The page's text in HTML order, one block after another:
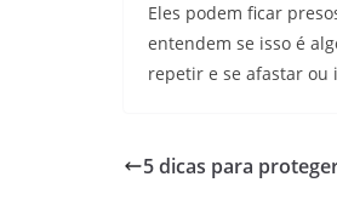
Eles podem ficar
entendem se isso é
repetir e se afastar ou
5 dicas para